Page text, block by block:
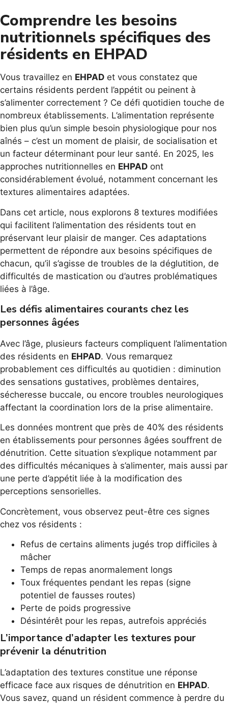
Comprendre les besoins
nutritionnels spécifiques des
résidents en EHPAD
Vous travaillez en EHPAD et vous constatez que
certains résidents perdent l’appétit ou peinent à
s’alimenter correctement ? Ce défi quotidien touche de
nombreux établissements. L’alimentation représente
bien plus qu’un simple besoin physiologique pour nos
aînés – c’est un moment de plaisir, de socialisation et
un facteur déterminant pour leur santé. En 2025, les
approches nutritionnelles en EHPAD ont
considérablement évolué, notamment concernant les
textures alimentaires adaptées.
Dans cet article, nous explorons 8 textures modifiées
qui facilitent l’alimentation des résidents tout en
préservant leur plaisir de manger. Ces adaptations
permettent de répondre aux besoins spécifiques de
chacun, qu’il s’agisse de troubles de la déglutition, de
difficultés de mastication ou d’autres problématiques
liées à l’âge.
Les défis alimentaires courants chez les
personnes âgées
Avec l’âge, plusieurs facteurs compliquent l’alimentation
des résidents en EHPAD. Vous remarquez
probablement ces difficultés au quotidien : diminution
des sensations gustatives, problèmes dentaires,
sécheresse buccale, ou encore troubles neurologiques
affectant la coordination lors de la prise alimentaire.
Les données montrent que près de 40% des résidents
en établissements pour personnes âgées souffrent de
dénutrition. Cette situation s’explique notamment par
des difficultés mécaniques à s’alimenter, mais aussi par
une perte d’appétit liée à la modification des
perceptions sensorielles.
Concrètement, vous observez peut-être ces signes
chez vos résidents :
Refus de certains aliments jugés trop difficiles à
mâcher
Temps de repas anormalement longs
Toux fréquentes pendant les repas (signe
potentiel de fausses routes)
Perte de poids progressive
Désintérêt pour les repas, autrefois appréciés
L’importance d’adapter les textures pour
prévenir la dénutrition
L’adaptation des textures constitue une réponse
efficace face aux risques de dénutrition en EHPAD.
Vous savez, quand un résident commence à perdre du